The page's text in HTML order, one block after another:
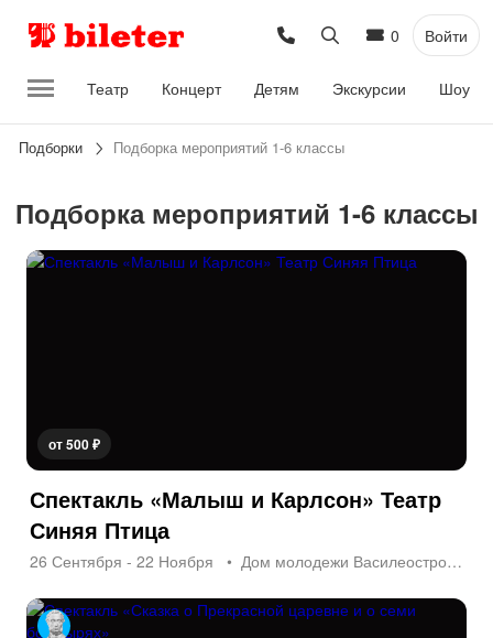
0 Войти
Театр Концерт Детям Экскурсии Шоу
Подборки Подборка мероприятий 1-6 классы
Подборка мероприятий 1-6 классы
от 500 ₽
Спектакль «Малыш и Карлсон» Театр
Синяя Птица
26 Сентября - 22 Ноября Дом молодежи Василеостровского р-на